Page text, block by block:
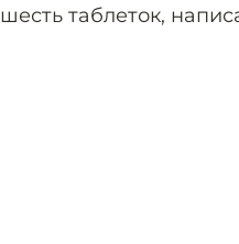
шесть таблеток,